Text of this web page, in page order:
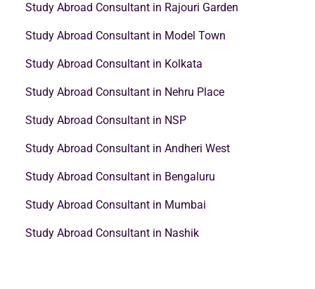
Study Abroad Consultant in Rajouri Garden
Study Abroad Consultant in Model Town
Study Abroad Consultant in Kolkata
Study Abroad Consultant in Nehru Place
Study Abroad Consultant in NSP
Study Abroad Consultant in Andheri West
Study Abroad Consultant in Bengaluru
Study Abroad Consultant in Mumbai
Study Abroad Consultant in Nashik